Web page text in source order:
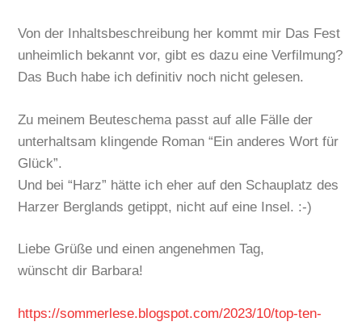
Von der Inhaltsbeschreibung her kommt mir Das Fest
unheimlich bekannt vor, gibt es dazu eine Verfilmung?
Das Buch habe ich definitiv noch nicht gelesen.
Zu meinem Beuteschema passt auf alle Fälle der
unterhaltsam klingende Roman “Ein anderes Wort für
Glück”.
Und bei “Harz” hätte ich eher auf den Schauplatz des
Harzer Berglands getippt, nicht auf eine Insel. :-)
Liebe Grüße und einen angenehmen Tag,
wünscht dir Barbara!
https://sommerlese.blogspot.com/2023/10/top-ten-